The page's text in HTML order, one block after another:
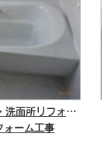
和歌山市 S様邸 浴室・洗面所リフォーム工事
ーム工事